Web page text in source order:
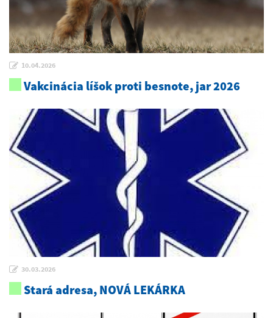
10.04.2026
Vakcinácia líšok proti besnote, jar 2026
30.03.2026
Stará adresa, NOVÁ LEKÁRKA